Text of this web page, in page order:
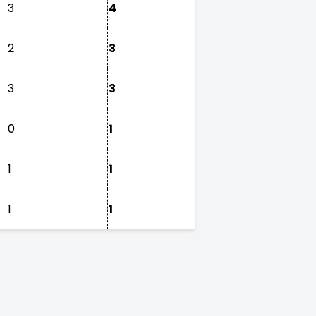
3 4
2 3
3 3
0 1
1 1
1 1